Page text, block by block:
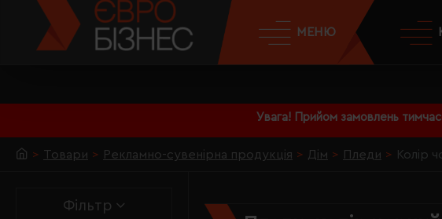
Увага! Прийом замовлень
МЕНЮ
Товари Рекламно-сувенірна продукція Дім Пледи Колір
Фільтр